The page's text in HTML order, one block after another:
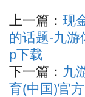
上一篇： 现
的话题-九游
p下载
下一篇： 九
育(中国)官